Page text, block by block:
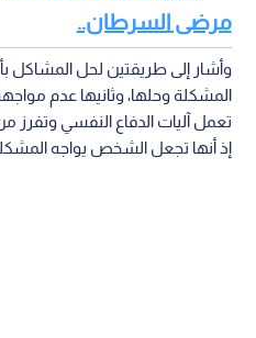
مرضى السرطان..
وأشار إلى طريقتين لحل المشاكل
المشكلة وحلها، وثانيها عدم
تعمل آليات الدفاع النفسي وتفرز
إذ أنها تجعل الشخص يواجه